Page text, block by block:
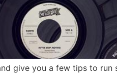
give you a few tips to run